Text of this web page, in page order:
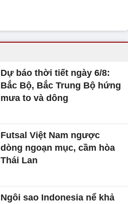
Dự báo thời tiết ngày 6/8:
Bắc Bộ, Bắc Trung Bộ hứng
mưa to và dông
Futsal Việt Nam ngược
dòng ngoạn mục, cầm hòa
Thái Lan
Ngôi sao Indonesia nể khả